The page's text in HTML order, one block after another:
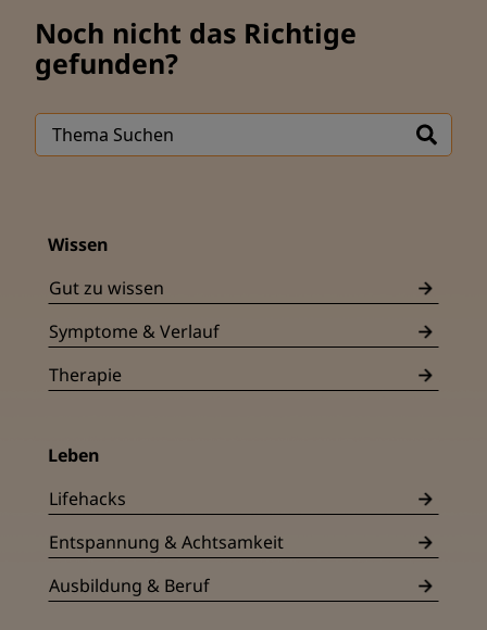
Noch nicht das Richtige
gefunden?
Wissen
Gut zu wissen
Symptome & Verlauf
Therapie
Leben
Lifehacks
Entspannung & Achtsamkeit
Ausbildung & Beruf